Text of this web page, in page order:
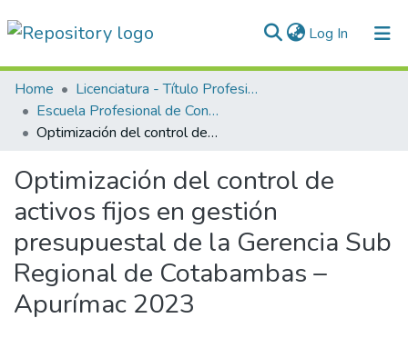
Log In (current)
Communities & Collections
All of DSpace
Normativas
Home
Licenciatura - Título Profesional
Escuela Profesional de Contabilidad
Optimización del control de activos fijos en gestión presupuestal de la Gerencia Sub Regional de Cotabambas – Apurímac 2023
Optimización del control de
activos fijos en gestión
presupuestal de la Gerencia Sub
Regional de Cotabambas –
Apurímac 2023